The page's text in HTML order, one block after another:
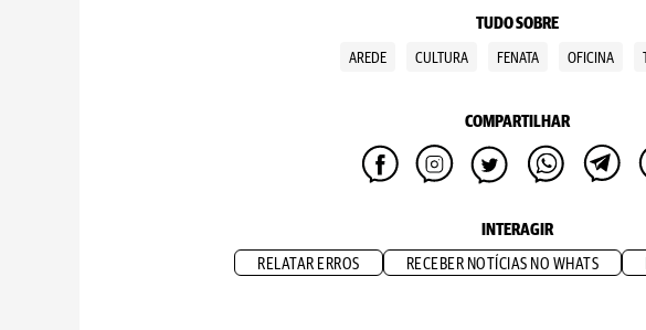
TUDO SOBRE
AREDE CULTURA FENATA OFICINA
COMPARTILHAR
INTERAGIR
RELATAR ERROS RECEBER NOTÍCIAS NO WHATS